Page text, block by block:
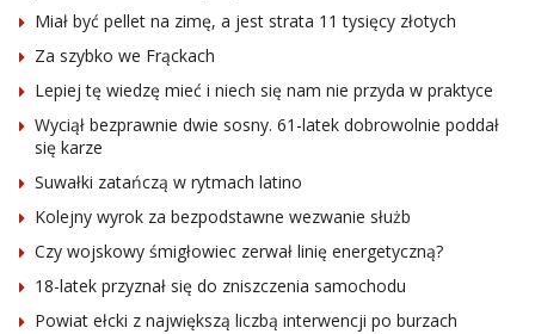
Miał być pellet na zimę, a jest strata 11 tysięcy złotych
Za szybko we Frąckach
Lepiej tę wiedzę mieć i niech się nam nie przyda w praktyce
Wyciął bezprawnie dwie sosny. 61-latek dobrowolnie poddał
się karze
Suwałki zatańczą w rytmach latino
Kolejny wyrok za bezpodstawne wezwanie służb
Czy wojskowy śmigłowiec zerwał linię energetyczną?
18-latek przyznał się do zniszczenia samochodu
Powiat ełcki z największą liczbą interwencji po burzach